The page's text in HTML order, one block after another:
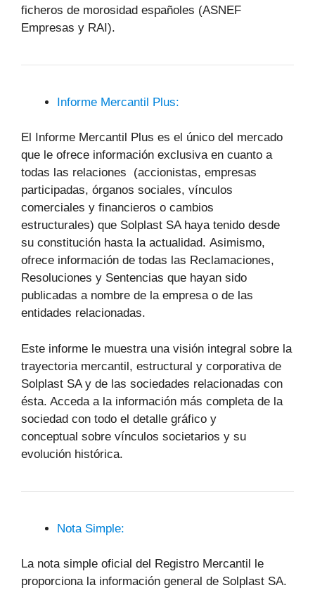
ficheros de morosidad españoles (ASNEF
Empresas y RAI).
Informe Mercantil Plus:
El Informe Mercantil Plus es el único del mercado
que le ofrece información exclusiva en cuanto a
todas las relaciones (accionistas, empresas
participadas, órganos sociales, vínculos
comerciales y financieros o cambios
estructurales) que Solplast SA haya tenido desde
su constitución hasta la actualidad. Asimismo,
ofrece información de todas las Reclamaciones,
Resoluciones y Sentencias que hayan sido
publicadas a nombre de la empresa o de las
entidades relacionadas.
Este informe le muestra una visión integral sobre la
trayectoria mercantil, estructural y corporativa de
Solplast SA y de las sociedades relacionadas con
ésta. Acceda a la información más completa de la
sociedad con todo el detalle gráfico y
conceptual sobre vínculos societarios y su
evolución histórica.
Nota Simple:
La nota simple oficial del Registro Mercantil le
proporciona la información general de Solplast SA.